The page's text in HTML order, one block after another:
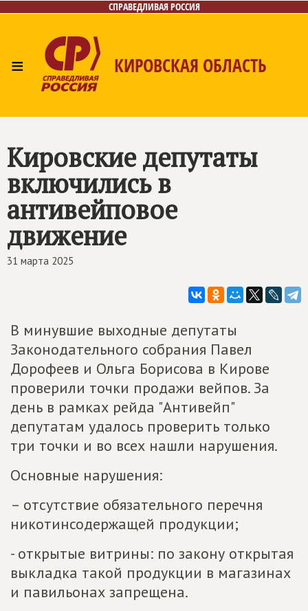
СПРАВЕДЛИВАЯ РОССИЯ
≡ КИРОВСКАЯ ОБЛАСТЬ
Кировские депутаты
включились в
антивейповое
движение
31 марта 2025
В минувшие выходные депутаты
Законодательного собрания Павел
Дорофеев и Ольга Борисова в Кирове
проверили точки продажи вейпов. За
день в рамках рейда "Антивейп"
депутатам удалось проверить только
три точки и во всех нашли нарушения.
Основные нарушения:
– отсутствие обязательного перечня
никотинсодержащей продукции;
- открытые витрины: по закону открытая
выкладка такой продукции в магазинах
и павильонах запрещена.